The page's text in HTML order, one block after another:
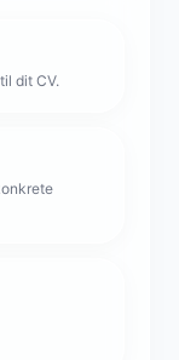
dit CV.